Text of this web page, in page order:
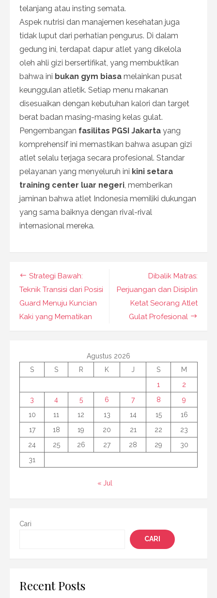
telanjang atau insting semata.
Aspek nutrisi dan manajemen kesehatan juga
tidak luput dari perhatian pengurus. Di dalam
gedung ini, terdapat dapur atlet yang dikelola
oleh ahli gizi bersertifikat, yang membuktikan
bahwa ini bukan gym biasa melainkan pusat
keunggulan atletik. Setiap menu makanan
disesuaikan dengan kebutuhan kalori dan target
berat badan masing-masing kelas gulat.
Pengembangan fasilitas PGSI Jakarta yang
komprehensif ini memastikan bahwa asupan gizi
atlet selalu terjaga secara profesional. Standar
pelayanan yang menyeluruh ini kini setara
training center luar negeri , memberikan
jaminan bahwa atlet Indonesia memiliki dukungan
yang sama baiknya dengan rival-rival
internasional mereka.
Navigasi
pos
Dibalik Matras:
Perjuangan dan Disiplin
Ketat Seorang Atlet
Gulat Profesional
Strategi Bawah:
Teknik Transisi dari Posisi
Guard Menuju Kuncian
Kaki yang Mematikan
Agustus 2026
S
S R K J S
M
1
2
3
4 5 6 7 8
9
10
11 12 13 14 15
16
17
18 19 20 21 22
23
24
25 26 27 28 29
30
31
« Jul
Cari
CARI
Recent Posts